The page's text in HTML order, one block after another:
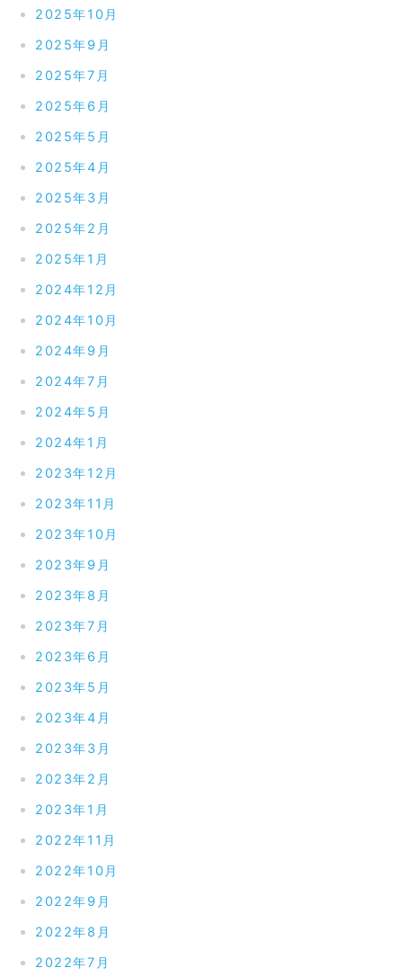
2025年10月
2025年9月
2025年7月
2025年6月
2025年5月
2025年4月
2025年3月
2025年2月
2025年1月
2024年12月
2024年10月
2024年9月
2024年7月
2024年5月
2024年1月
2023年12月
2023年11月
2023年10月
2023年9月
2023年8月
2023年7月
2023年6月
2023年5月
2023年4月
2023年3月
2023年2月
2023年1月
2022年11月
2022年10月
2022年9月
2022年8月
2022年7月